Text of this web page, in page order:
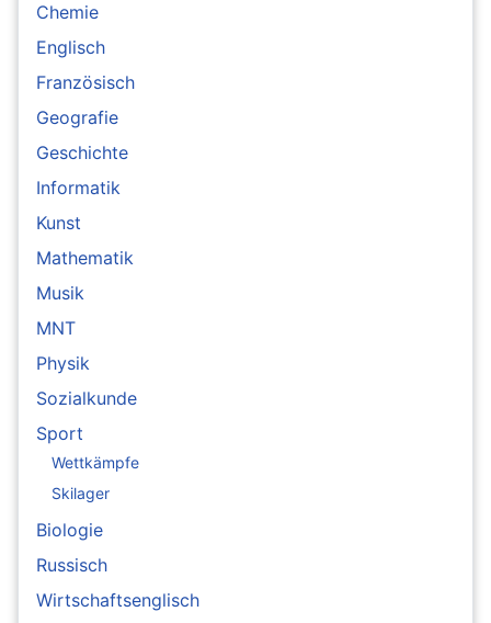
Chemie
Englisch
Französisch
Geografie
Geschichte
Informatik
Kunst
Mathematik
Musik
MNT
Physik
Sozialkunde
Sport
Wettkämpfe
Skilager
Biologie
Russisch
Wirtschaftsenglisch